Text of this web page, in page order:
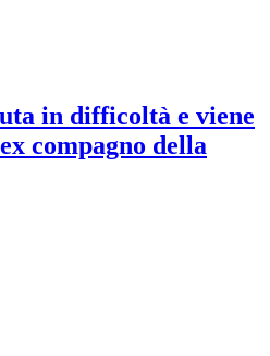
in difficoltà e viene
compagno della